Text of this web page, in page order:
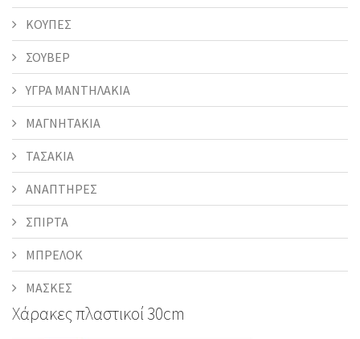
ΚΟΥΠΕΣ
ΣΟΥΒΕΡ
ΥΓΡΑ ΜΑΝΤΗΛΑΚΙΑ
ΜΑΓΝΗΤΑΚΙΑ
ΤΑΣΑΚΙΑ
ΑΝΑΠΤΗΡΕΣ
ΣΠΙΡΤΑ
ΜΠΡΕΛΟΚ
ΜΑΣΚΕΣ
Χάρακες πλαστικοί 30cm